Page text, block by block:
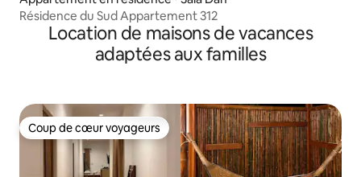
Résidence du Sud Appartement 312
Location de maisons de vacances
adaptées aux familles
Coup de cœur voyageurs
Coup de cœur voyageurs